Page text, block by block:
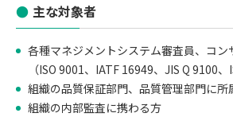
主な対象者
各種マネジメントシステム審査員、コン
（ISO 9001、IATF 16949、JIS Q 9100、
組織の品質保証部門、品質管理部門に所
組織の内部監査に携わる方